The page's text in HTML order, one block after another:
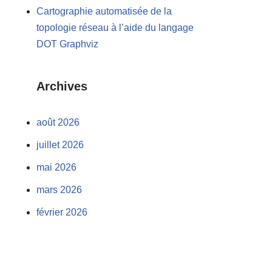
Cartographie automatisée de la
topologie réseau à l’aide du langage
DOT Graphviz
Archives
août 2026
juillet 2026
mai 2026
mars 2026
février 2026